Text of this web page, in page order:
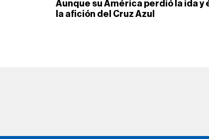
Aunque su América perdió la ida
la afición del Cruz Azul